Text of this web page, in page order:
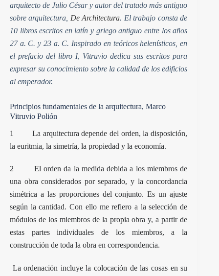
arquitecto de Julio César y autor del tratado más antiguo
sobre arquitectura, De Architectura. El trabajo consta de
10 libros escritos en latín y griego antiguo entre los años
27 a. C. y 23 a. C. Inspirado en teóricos helenísticos, en
el prefacio del libro I, Vitruvio dedica sus escritos para
expresar su conocimiento sobre la calidad de los edificios
al emperador.
Principios fundamentales de la arquitectura, Marco
Vitruvio Polión
1 La arquitectura depende del orden, la disposición,
la euritmia, la simetría, la propiedad y la economía.
2 El orden da la medida debida a los miembros de
una obra considerados por separado, y la concordancia
simétrica a las proporciones del conjunto. Es un ajuste
según la cantidad. Con ello me refiero a la selección de
módulos de los miembros de la propia obra y, a partir de
estas partes individuales de los miembros, a la
construcción de toda la obra en correspondencia.
La ordenación incluye la colocación de las cosas en su